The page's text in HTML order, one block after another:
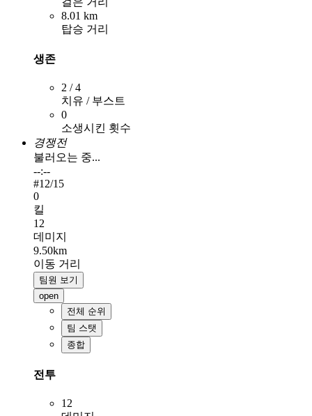
8.01 km
탑승 거리
생존
2 / 4
치유 / 부스트
0
소생시킨 횟수
경쟁전
불러오는 중...
--:--
#12/15
0
킬
12
데미지
9.50km
이동 거리
팀원 보기
open
전체 순위
팀 스탯
종합
전투
12